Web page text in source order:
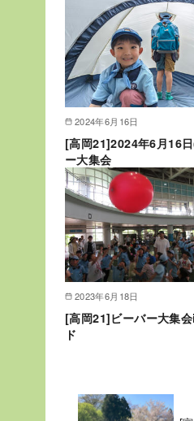
2024年6月16日
[高岡21]2024年6月16
ー大集会
2023年6月18日
[高岡21]ビーバー大集
ド